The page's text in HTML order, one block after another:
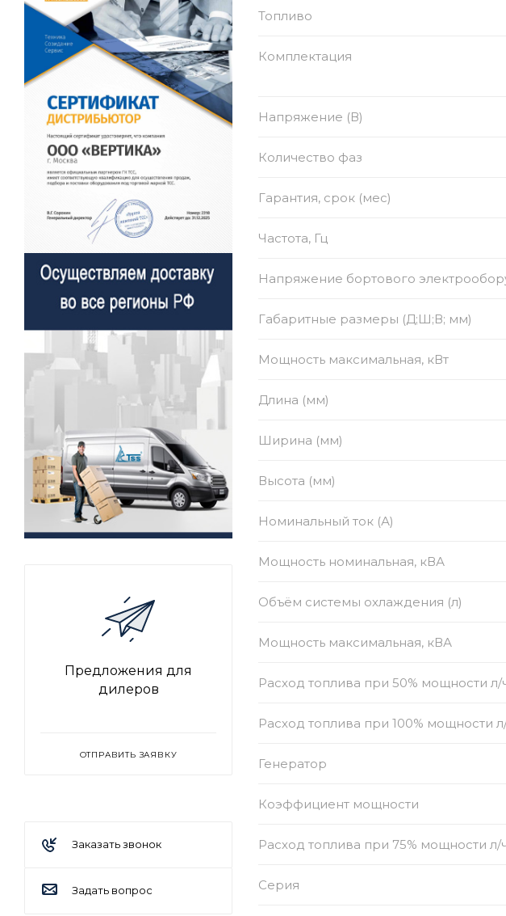
Топливо
Комплектация
Напряжение (В)
Количество фаз
Гарантия, срок (мес)
Частота, Гц
Напряжение бортового
Габаритные размеры (Д;Ш;В; мм)
Мощность максимальная, кВт
Длина (мм)
Ширина (мм)
Высота (мм)
Номинальный ток (А)
Мощность номинальная, кВА
Объём системы охлаждения (л)
Мощность максимальная, кВА
Расход топлива при 50% мощности л/
Расход топлива при 100% мощности
Генератор
Коэффициент мощности
Расход топлива при 75% мощности л/
Серия
Предложения для
дилеров
ОТПРАВИТЬ ЗАЯВКУ
Заказать звонок
Задать вопрос